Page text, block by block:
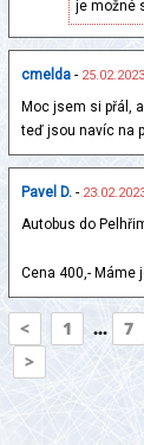
je možné
cmelda -
Moc jsem si přál,
teď jsou navíc na
Pavel D. -
Autobus do
Cena 400,- Máme
< 1 ... 7
>